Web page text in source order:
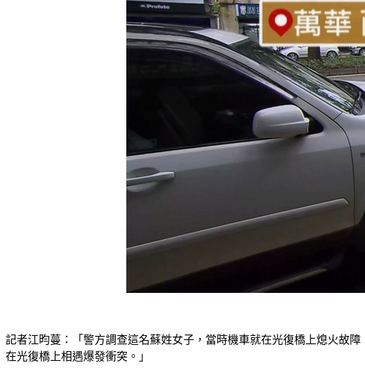
記者江昀蔓：「警方調查這名蘇姓女子，當時機車就在光復橋上熄火故
在光復橋上相遇爆發衝突。」